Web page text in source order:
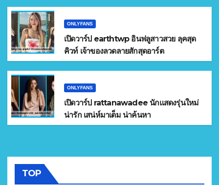
ONLYFANS
เปิดวาร์ป earthtwp อินฟลูสาวสวย ลุคสุด
คิวท์ เจ้าของลวดลายสักสุดอาร์ต
ONLYFANS
เปิดวาร์ป rattanawadee นักแสดงรุ่นใหม่
น่ารัก เสน่ห์มาเต็ม น่าค้นหา
TOP